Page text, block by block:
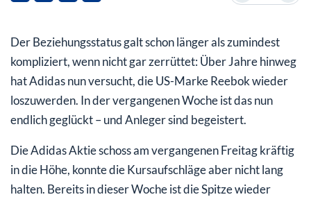
Adidas im ersten Halbjahr stärker als gedacht
Lieferkettenproblematik belastet Bilanz:
Umsatzeinbußen im dreistelligen Millionenbereich
Adidas Aktie: Analysten sehen viel Luft nach oben
Der Beziehungsstatus galt schon länger als zumindest
kompliziert, wenn nicht gar zerrüttet: Über Jahre hinweg
hat Adidas nun versucht, die US-Marke Reebok wieder
loszuwerden. In der vergangenen Woche ist das nun
endlich geglückt – und Anleger sind begeistert.
Die Adidas Aktie schoss am vergangenen Freitag kräftig
in die Höhe, konnte die Kursaufschläge aber nicht lang
halten. Bereits in dieser Woche ist die Spitze wieder